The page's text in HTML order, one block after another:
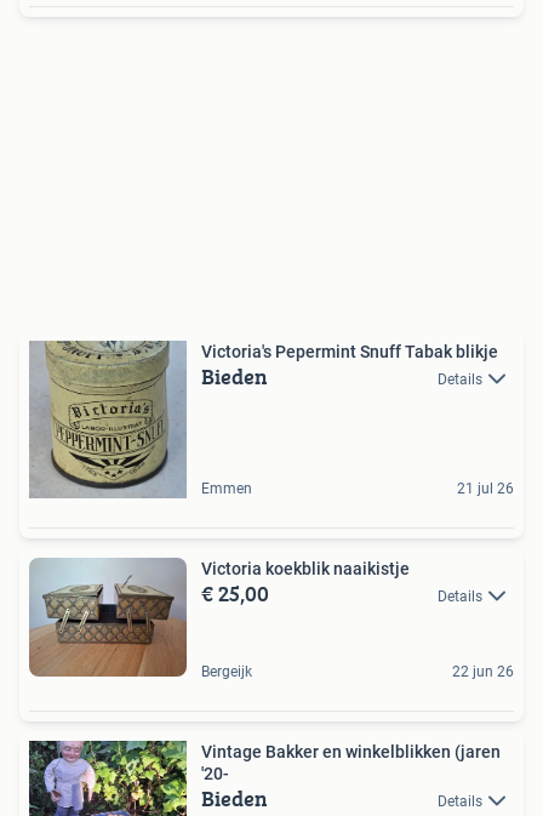
Victoria's Pepermint Snuff Tabak blikje
Bieden Details
Emmen 21 jul 26
Victoria koekblik naaikistje
€ 25,00 Details
Bergeijk 22 jun 26
Vintage Bakker en winkelblikken (jaren
'20-
Bieden Details